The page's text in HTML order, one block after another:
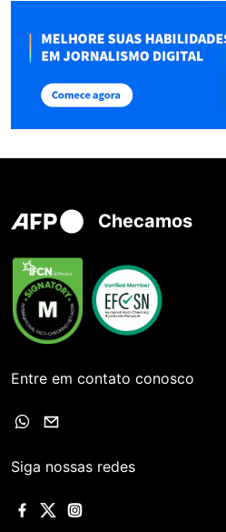
Checamos
Entre em contato conosco
Siga nossas redes